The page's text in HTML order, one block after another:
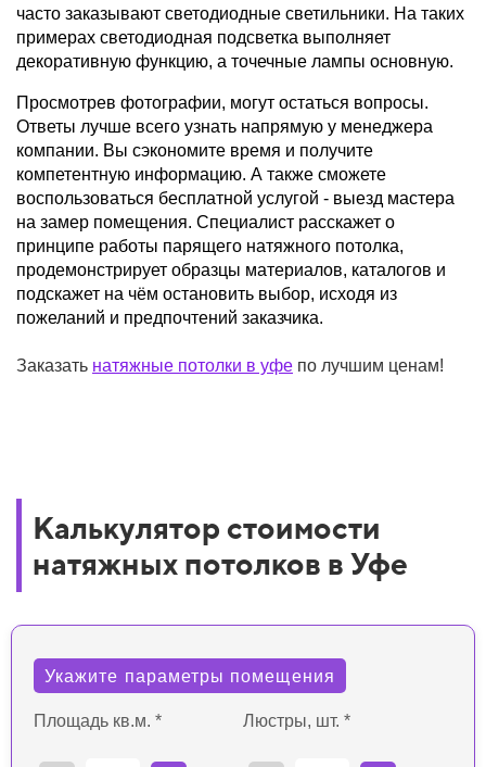
часто заказывают светодиодные светильники. На таких
примерах светодиодная подсветка выполняет
декоративную функцию, а точечные лампы основную.
Просмотрев фотографии, могут остаться вопросы.
Ответы лучше всего узнать напрямую у менеджера
компании. Вы сэкономите время и получите
компетентную информацию. А также сможете
воспользоваться бесплатной услугой - выезд мастера
на замер помещения. Специалист расскажет о
принципе работы парящего натяжного потолка,
продемонстрирует образцы материалов, каталогов и
подскажет на чём остановить выбор, исходя из
пожеланий и предпочтений заказчика.
Заказать натяжные потолки в уфе по лучшим ценам!
Калькулятор стоимости
натяжных потолков в Уфе
Укажите параметры помещения
Площадь кв.м. * Люстры, шт. *